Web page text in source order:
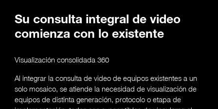
Su consulta integral de video
comienza con lo existente
Visualización consolidada 360
Al integrar la consulta de video de equipos existentes a un
solo mosaico, se atiende la necesidad de visualización de
equipos de distinta generación, protocolo o etapa de